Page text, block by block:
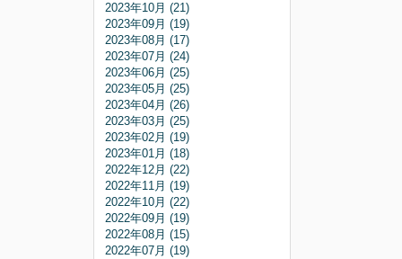
2023年10月 (21)
2023年09月 (19)
2023年08月 (17)
2023年07月 (24)
2023年06月 (25)
2023年05月 (25)
2023年04月 (26)
2023年03月 (25)
2023年02月 (19)
2023年01月 (18)
2022年12月 (22)
2022年11月 (19)
2022年10月 (22)
2022年09月 (19)
2022年08月 (15)
2022年07月 (19)